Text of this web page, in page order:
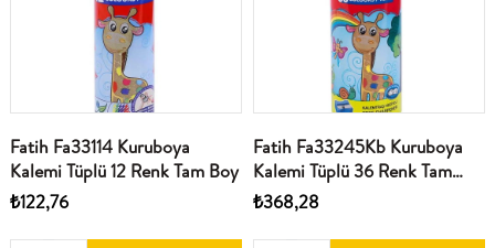
Fatih Fa33114 Kuruboya
Kalemi Tüplü 12 Renk Tam Boy
₺122,76
Fatih Fa33245Kb Kuruboya
Kalemi Tüplü 36 Renk Tam
Boy
₺368,28